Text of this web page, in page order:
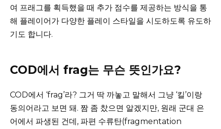
여 프래그를 획득했을 때 추가 점수를 제공하는 방식을 통
해 플레이어가 다양한 플레이 스타일을 시도하도록 유도하
기도 합니다.
COD에서 frag는 무슨 뜻인가요?
COD에서 ‘frag’라? 그거 딱 까놓고 말해서 그냥 ‘킬’이랑
동의어라고 보면 돼. 짬 좀 찼으면 알겠지만, 원래 군대 은
어에서 파생된 건데, 파편 수류탄(fragmentation